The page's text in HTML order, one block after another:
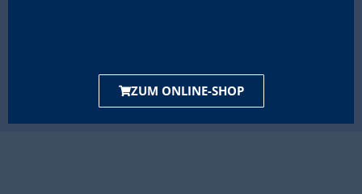
ZUM ONLINE-SHOP